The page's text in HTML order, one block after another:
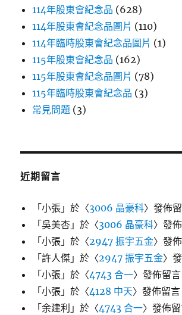
114年股東會紀念品 (628)
114年股東會紀念品圖片 (110)
114年臨時股東會紀念品圖片 (1)
115年股東會紀念品 (162)
115年股東會紀念品圖片 (78)
115年臨時股東會紀念品 (3)
常見問題 (3)
近期留言
「小張 」於〈3006 晶豪科〉發佈
「吳美杏 」於〈3006 晶豪科〉發
「小張 」於〈2947 振宇五金〉發
「許人傑 」於〈2947 振宇五金〉
「小張 」於〈4743 合一〉發佈留言
「小張 」於〈4128 中天〉發佈留言
「余建利 」於〈4743 合一〉發佈